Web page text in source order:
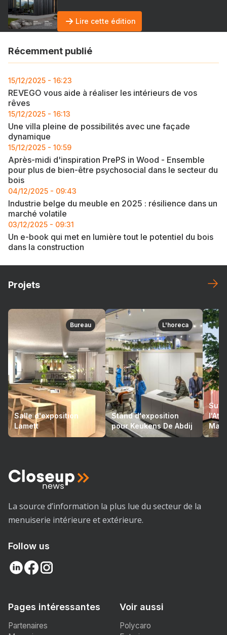
Lire cette édition
Récemment publié
15/12/2025 - 16:23
REVEGO vous aide à réaliser les intérieurs de vos
rêves
15/12/2025 - 16:13
Une villa pleine de possibilités avec une façade
dynamique
15/12/2025 - 10:59
Après-midi d'inspiration PrePS in Wood - Ensemble
pour plus de bien-être psychosocial dans le secteur du
bois
04/12/2025 - 09:43
Industrie belge du meuble en 2025 : résilience dans un
marché volatile
03/12/2025 - 09:31
Un e-book qui met en lumière tout le potentiel du bois
dans la construction
Projets
Bureau
Salle d'exposition
Lamett
L'horeca
Stand d'exposition
pour Keukens De Abdij
La source d’information la plus lue du secteur de la
menuiserie intérieure et extérieure.
Follow us
Pages intéressantes
Partenaires
Voir aussi
Polycaro